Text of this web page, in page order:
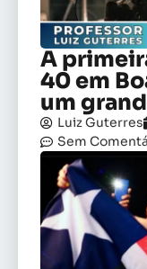
A
40 em
um
Luiz Guterres
Sem